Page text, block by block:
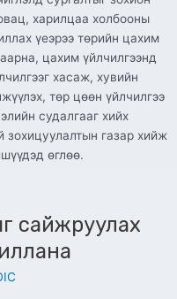
харилцаа холбооны
үеэрээ төрийн цахим
цахим үйлчилгээнд
хасаж, хувийн
төр цөөн үйлчилгээ
судалгааг хийх
зохицуулалтын газар хийж
өглөө.
сайжруулах